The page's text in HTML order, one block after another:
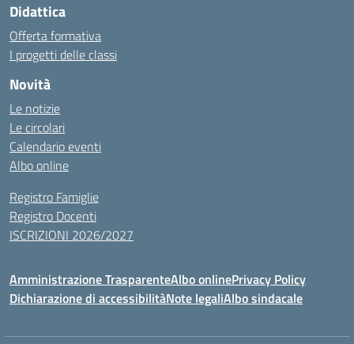
Didattica
Offerta formativa
I progetti delle classi
Novità
Le notizie
Le circolari
Calendario eventi
Albo online
Registro Famiglie
Registro Docenti
ISCRIZIONI 2026/2027
Amministrazione TrasparenteAlbo onlinePrivacy Policy
Dichiarazione di accessibilitàNote legaliAlbo sindacale